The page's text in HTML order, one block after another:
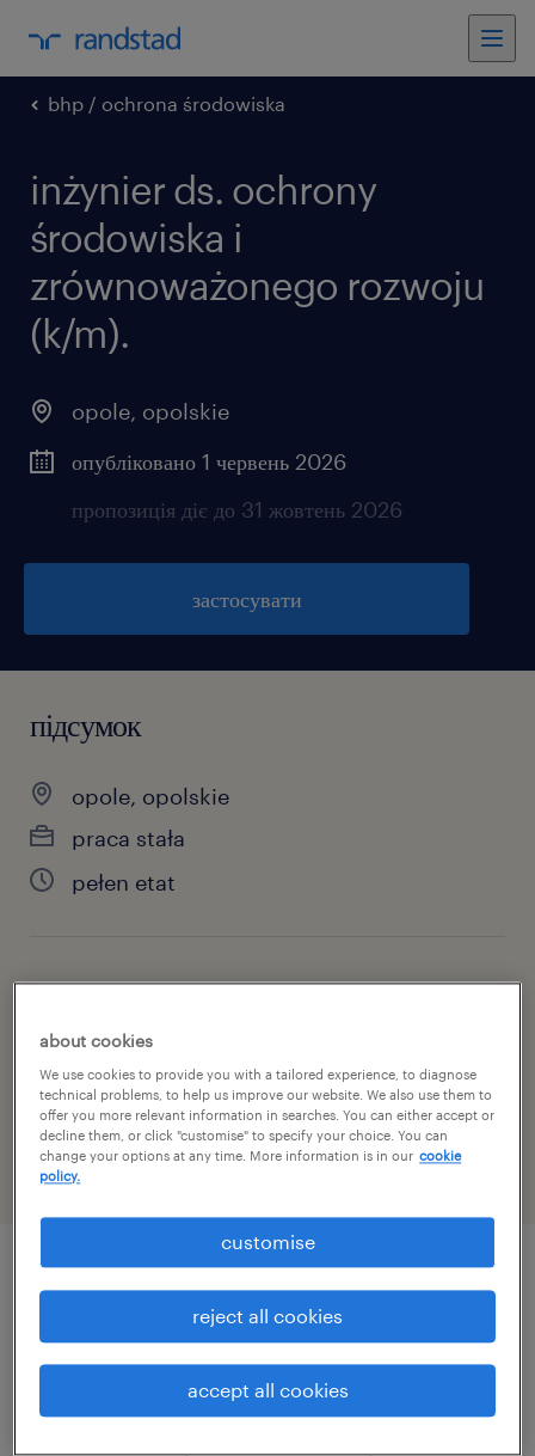
bhp / ochrona środowiska
inżynier ds. ochrony
środowiska i
zrównoważonego rozwoju
(k/m).
opole, opolskie
опубліковано 1 червень 2026
пропозиція діє до 31 жовтень 2026
застосувати
підсумок
opole, opolskie
praca stała
pełen etat
специальность
bhp / ochrona środowiska
номер посилання
46947878
описание должности
Dla naszego klienta, firmy z branży
budowlanej poszukujemy osoby na
about cookies
We use cookies to provide you with a tailored experience, to diagnose
technical problems, to help us improve our website. We also use them to
offer you more relevant information in searches. You can either accept or
decline them, or click "customise" to specify your choice. You can
change your options at any time. More information is in our cookie
policy.
accept all cookies
reject all cookies
customise